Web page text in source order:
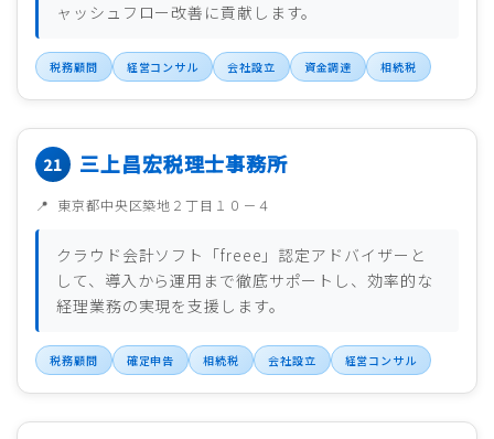
ャッシュフロー改善に貢献します。
税務顧問 経営コンサル 会社設立 資金調達 相続税
三上昌宏税理士事務所
東京都中央区築地２丁目１０－４
クラウド会計ソフト「freee」認定アドバイザーと
して、導入から運用まで徹底サポートし、効率的な
経理業務の実現を支援します。
税務顧問 確定申告 相続税 会社設立 経営コンサル